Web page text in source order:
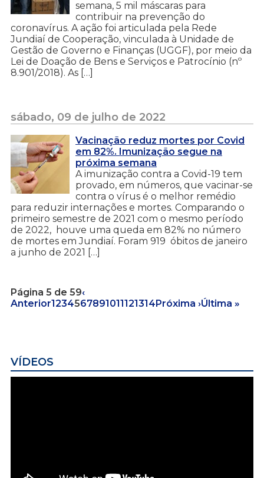
semana, 5 mil máscaras para
contribuir na prevenção do
coronavírus. A ação foi articulada pela Rede
Jundiaí de Cooperação, vinculada à Unidade de
Gestão de Governo e Finanças (UGGF), por meio da
Lei de Doação de Bens e Serviços e Patrocínio (nº
8.901/2018). As […]
sábado, 09 de julho de 2022
Vacinação reduz mortes por Covid
em 82%. Imunização segue na
próxima semana
A imunização contra a Covid-19 tem
provado, em números, que vacinar-se
contra o vírus é o melhor remédio
para reduzir internações e mortes. Comparando o
primeiro semestre de 2021 com o mesmo período
de 2022, houve uma queda em 82% no número
de mortes em Jundiaí. Foram 919 óbitos de janeiro
a junho de 2021 […]
Página 5 de 59‹
Anterior1234567891011121314Próxima ›Última »
VÍDEOS